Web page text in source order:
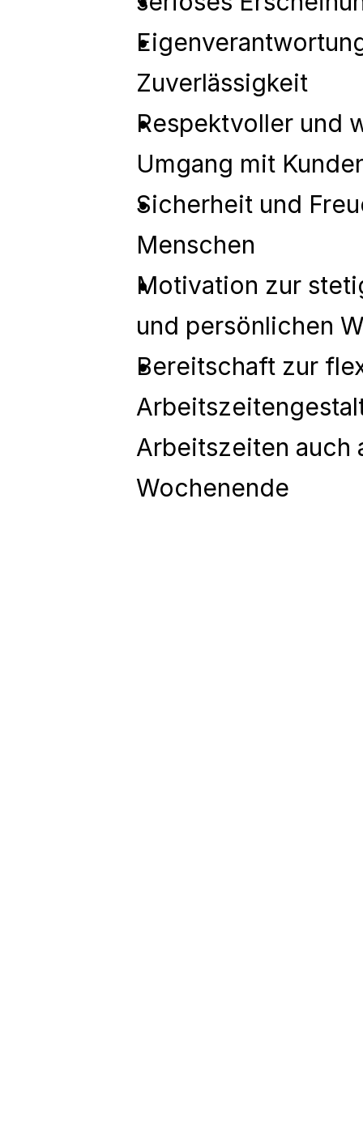
Zuverlässigkeit
Respektvoller und
Umgang mit
Sicherheit und
Menschen
Motivation zur
und persönlichen
Bereitschaft zur
Arbeitszeiten auch
Wochenende